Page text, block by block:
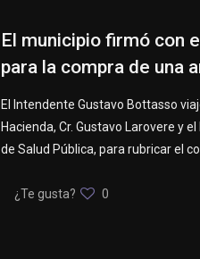
El municipio firmó con
para la compra de una
El Intendente Gustavo Bottasso
Hacienda, Cr. Gustavo Larovere y
de Salud Pública, para rubricar el
¿Te gusta? 0